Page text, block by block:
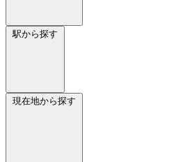
駅から探す
現在地から探す